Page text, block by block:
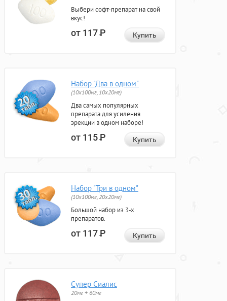
Выбери софт-препарат на свой
вкус!
от 117Р Купить
Набор "Два в одном"
(10x100мг, 10x20мг)
Два самых популярных
препарата для усиления
эрекции в одном наборе!
от 115Р Купить
Набор "Три в одном"
(10x100мг, 20x20мг)
Большой набор из 3-х
препаратов.
от 117Р Купить
Супер Сиалис
20мг + 60мг